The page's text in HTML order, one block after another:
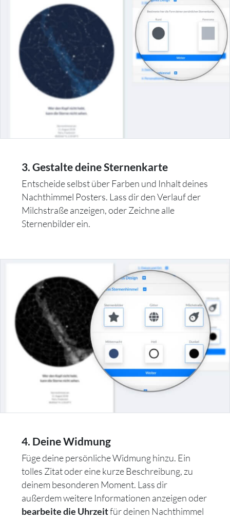
3. Gestalte deine Sternenkarte
Entscheide selbst über Farben und Inhalt deines
Nachthimmel Posters. Lass dir den Verlauf der
Milchstraße anzeigen, oder Zeichne alle
Sternenbilder ein.
4. Deine Widmung
Füge deine persönliche Widmung hinzu. Ein
tolles Zitat oder eine kurze Beschreibung, zu
deinem besonderen Moment. Lass dir
außerdem weitere Informationen anzeigen oder
bearbeite die Uhrzeitfür deinen Nachthimmel